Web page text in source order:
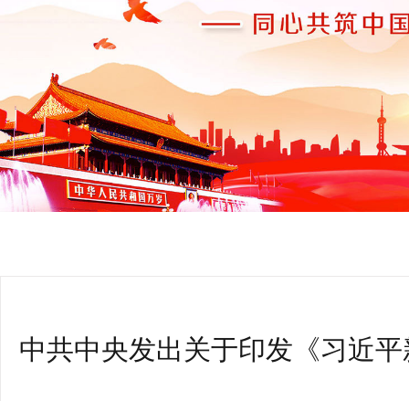
中共中央发出关于印发《习近